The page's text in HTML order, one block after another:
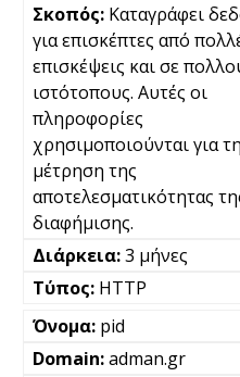
Καταγράφει
για επισκέπτες από
επισκέψεις και σε
ιστότοπους. Αυτές οι
πληροφορίες
χρησιμοποιούνται για τη
μέτρηση της
αποτελεσματικότητας
διαφήμισης.
3 μήνες
HTTP
pid
adman.gr